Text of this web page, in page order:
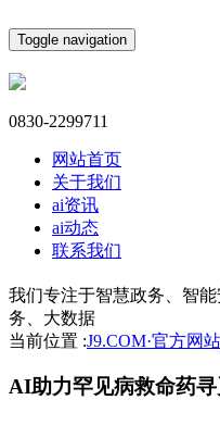
Toggle navigation
0830-2299711
网站首页
关于我们
ai资讯
ai动态
联系我们
我们专注于智慧政务、智
务、大数据
当前位置 :J9.COM·官方网站
AI助力罕见病救命药